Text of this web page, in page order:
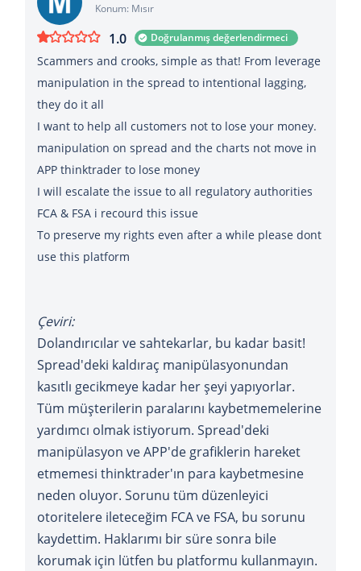
Konum: Mısır
1.0 Doğrulanmış değerlendirmeci
Scammers and crooks, simple as that! From leverage
manipulation in the spread to intentional lagging,
they do it all
I want to help all customers not to lose your money.
manipulation on spread and the charts not move in
APP thinktrader to lose money
I will escalate the issue to all regulatory authorities
FCA & FSA i recourd this issue
To preserve my rights even after a while please dont
use this platform
Çeviri:
Dolandırıcılar ve sahtekarlar, bu kadar basit!
Spread'deki kaldıraç manipülasyonundan
kasıtlı gecikmeye kadar her şeyi yapıyorlar.
Tüm müşterilerin paralarını kaybetmemelerine
yardımcı olmak istiyorum. Spread'deki
manipülasyon ve APP'de grafiklerin hareket
etmemesi thinktrader'ın para kaybetmesine
neden oluyor. Sorunu tüm düzenleyici
otoritelere ileteceğim FCA ve FSA, bu sorunu
kaydettim. Haklarımı bir süre sonra bile
korumak için lütfen bu platformu kullanmayın.